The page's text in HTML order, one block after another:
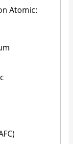
Atomic: